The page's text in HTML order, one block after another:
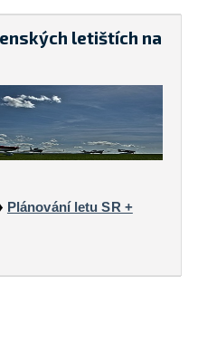
letištích na
Plánování letu SR +